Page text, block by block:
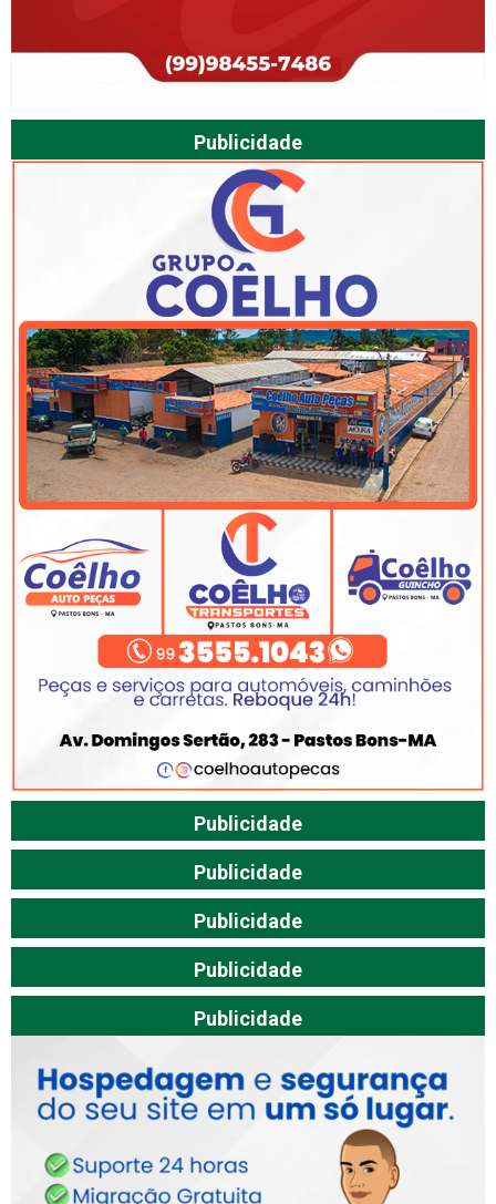
Publicidade
Publicidade
Publicidade
Publicidade
Publicidade
Publicidade